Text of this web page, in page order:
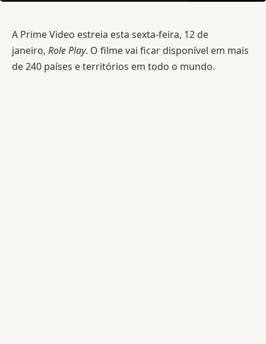
A Prime Video estreia esta sexta-feira, 12 de
janeiro, Role Play. O filme vai ficar disponível em mais
de 240 países e territórios em todo o mundo.